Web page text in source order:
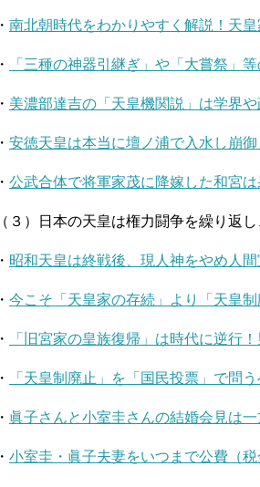
・ 南北朝時代をわかりやすく解説！天
・ 「三種の神器引継ぎ」や「大嘗祭」
・ 美濃部達吉の「天皇機関説」は学界
・ 安徳天皇は本当に壇ノ浦で入水し崩
・ 公武合体で将軍家茂に降嫁した和宮
（３）日本の天皇は権力闘争を繰り返
・ 昭和天皇は終戦後、現人神をやめ人
・ 今こそ「天皇家の存続」より「天皇
・ 「旧宮家の皇族復帰」は時代に逆行
・ 「天皇制廃止」を「国民投票」で問
・ 眞子さんと小室圭さんの結婚会見は
・ 小室圭・眞子夫妻をいつまで公費（